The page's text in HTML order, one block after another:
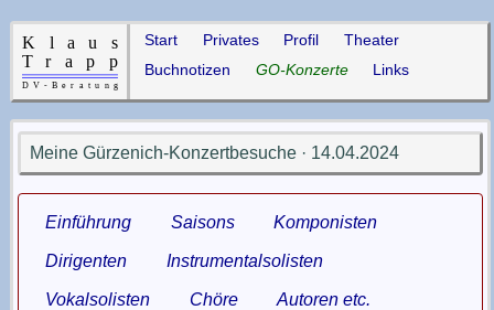
Start Privates Profil
Theater
Buchnotizen
GO-Konzerte Links
Meine Gürzenich-Konzertbesuche · 14.04.2024
Einführung Saisons Komponisten
Dirigenten Instrumentalsolisten
Vokalsolisten Chöre Autoren etc.